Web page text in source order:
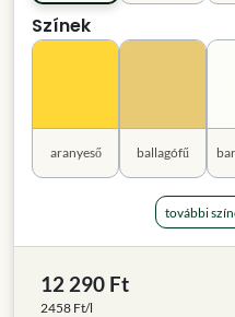
Színek
aranyeső ballagófű
további
12 290 Ft
2458 Ft/l